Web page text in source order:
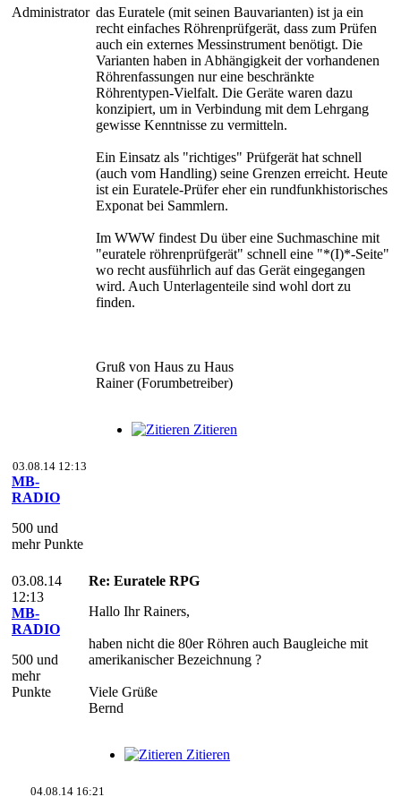
Administrator das Euratele (mit seinen Bauvarianten) ist ja ein
recht einfaches Röhrenprüfgerät, dass zum Prüfen
auch ein externes Messinstrument benötigt. Die
Varianten haben in Abhängigkeit der vorhandenen
Röhrenfassungen nur eine beschränkte
Röhrentypen-Vielfalt. Die Geräte waren dazu
konzipiert, um in Verbindung mit dem Lehrgang
gewisse Kenntnisse zu vermitteln.
Ein Einsatz als "richtiges" Prüfgerät hat schnell
(auch vom Handling) seine Grenzen erreicht. Heute
ist ein Euratele-Prüfer eher ein rundfunkhistorisches
Exponat bei Sammlern.
Im WWW findest Du über eine Suchmaschine mit
"euratele röhrenprüfgerät" schnell eine "*(I)*-Seite"
wo recht ausführlich auf das Gerät eingegangen
wird. Auch Unterlagenteile sind wohl dort zu
finden.
Gruß von Haus zu Haus
Rainer (Forumbetreiber)
Zitieren
03.08.14 12:13
MB-
RADIO
500 und
mehr Punkte
03.08.14
12:13
MB-
RADIO
500 und
mehr
Punkte
Re: Euratele RPG
Hallo Ihr Rainers,
haben nicht die 80er Röhren auch Baugleiche mit
amerikanischer Bezeichnung ?
Viele Grüße
Bernd
Zitieren
04.08.14 16:21